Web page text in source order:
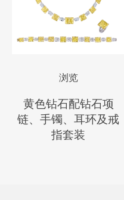
浏览
黄色钻石配钻石项
链、手镯、耳环及戒
指套装